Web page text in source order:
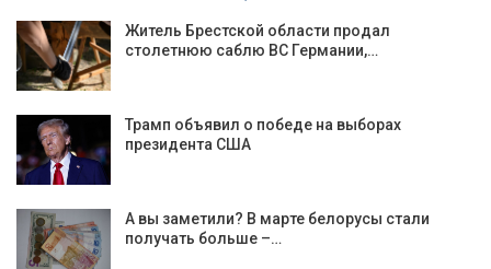
Житель Брестской области продал
столетнюю саблю ВС Германии,…
Трамп объявил о победе на выборах
президента США
А вы заметили? В марте белорусы стали
получать больше –…